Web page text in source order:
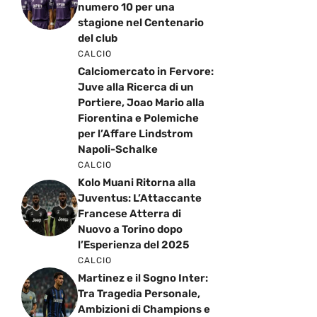
numero 10 per una
stagione nel Centenario
del club
CALCIO
Calciomercato in Fervore:
Juve alla Ricerca di un
Portiere, Joao Mario alla
Fiorentina e Polemiche
per l’Affare Lindstrom
Napoli-Schalke
CALCIO
Kolo Muani Ritorna alla
Juventus: L’Attaccante
Francese Atterra di
Nuovo a Torino dopo
l’Esperienza del 2025
CALCIO
Martinez e il Sogno Inter:
Tra Tragedia Personale,
Ambizioni di Champions e